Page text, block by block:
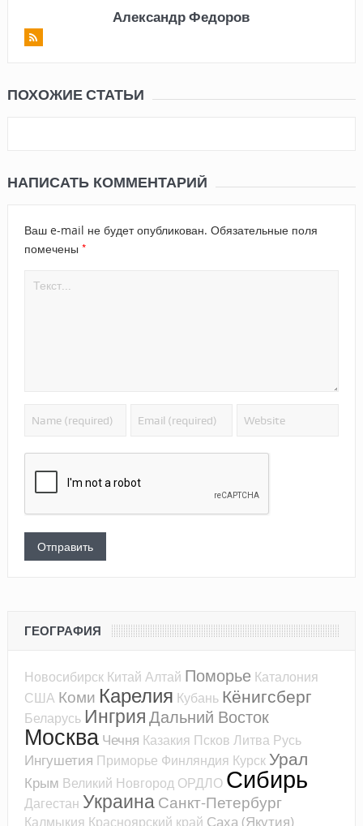
Александр Федоров
ПОХОЖИЕ СТАТЬИ
НАПИСАТЬ КОММЕНТАРИЙ
Ваш e-mail не будет опубликован. Обязательные поля
помечены *
ГЕОГРАФИЯ
Новосибирск Китай Алтай Поморье Каталония
США Коми Карелия Кубань Кёнигсберг
Беларусь ИнгрияДальний Восток
Москва Чечня Казакия Псков Литва Русь
Ингушетия Приморье Финляндия Курск Урал
Крым Великий Новгород ОРДЛО Сибирь
Дагестан Украина Санкт-Петербург
Калмыкия Красноярский край Саха (Якутия)